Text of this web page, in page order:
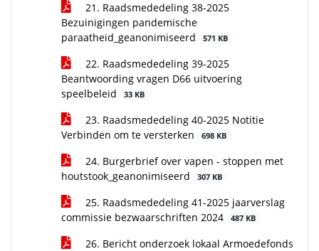
21. Raadsmededeling 38-2025
Bezuinigingen pandemische
paraatheid_geanonimiseerd
571 KB
22. Raadsmededeling 39-2025
Beantwoording vragen D66 uitvoering
speelbeleid
33 KB
23. Raadsmededeling 40-2025 Notitie
Verbinden om te versterken
698 KB
24. Burgerbrief over vapen - stoppen met
houtstook_geanonimiseerd
307 KB
25. Raadsmededeling 41-2025 jaarverslag
commissie bezwaarschriften 2024
487 KB
26. Bericht onderzoek lokaal Armoedefonds